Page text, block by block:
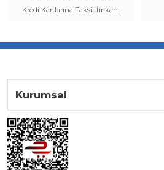
Kredi Kartlarına Taksit İmkanı
Kurumsal